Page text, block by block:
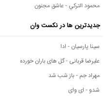
محمود التركي - عاشق مجنون
جدیدترین ها در نکست وان
سینا پارسیان - ادا
علیرضا قربانی - گل های باران خورده
مهراد جم - باز شب شد
شدو - ای وای